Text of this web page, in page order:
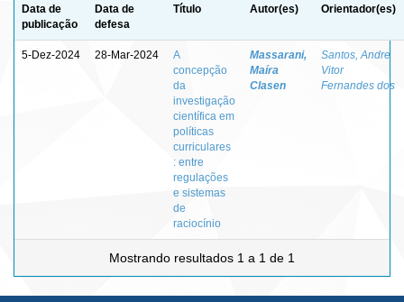
Data de
publicação
Data de
defesa
Título Autor(es) Orientador(es)
5-Dez-2024 28-Mar-2024
A
concepção
da
investigação
científica em
políticas
curriculares
: entre
regulações
e sistemas
de
raciocínio
Massarani,
Maíra
Clasen
Santos, Andre
Vitor
Fernandes dos
Mostrando resultados 1 a 1 de 1